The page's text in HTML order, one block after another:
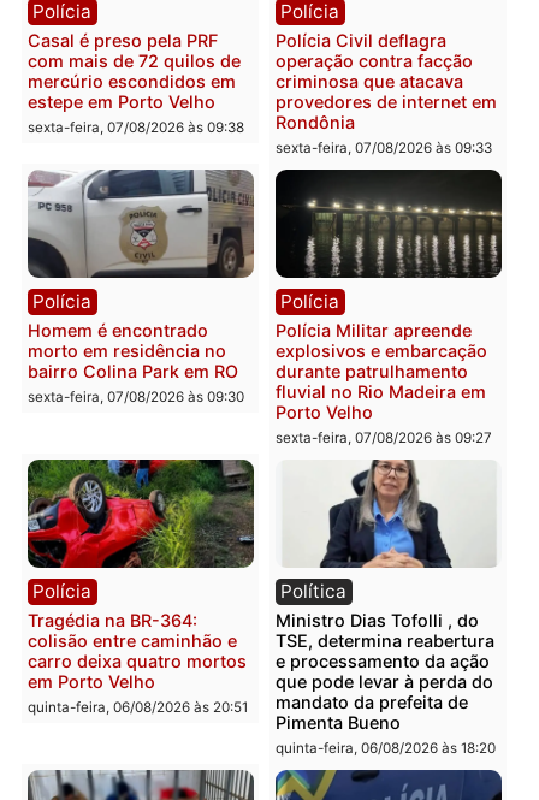
Polícia
2 MILHÕES – Unnesa
apresenta documentos
que comprovam
transparência e legalidade
sexta-feira, 07/08/2026 às 12:24
Polícia
Polícia Federal apreende
400 quilos de drogas e
prende motorista em RO
sexta-feira, 07/08/2026 às
Polícia
Casal é preso pela PRF
com mais de 72 quilos de
sexta-feira, 07/08/2026 às 09:38
Polícia
Polícia Civil deflagra
operação contra facção
criminosa que atacava
provedores de internet
Rondônia
sexta-feira, 07/08/2026 às
Polícia
Homem é encontrado
morto em residência no
sexta-feira, 07/08/2026 às 09:30
Polícia
Polícia Militar apreende
explosivos e
durante patrulhamento
fluvial no Rio Madeira em
Porto Velho